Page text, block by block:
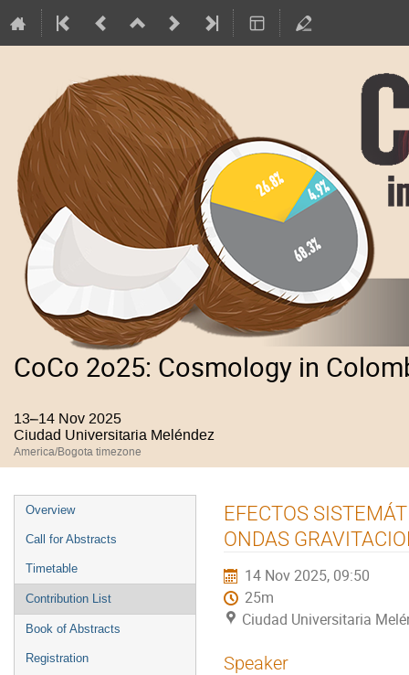
CoCo 2o25: Cosmology in
13–14 Nov 2025
Ciudad Universitaria Meléndez
America/Bogota timezone
Event
menu
Overview
Call for Abstracts
Timetable
Contribution List
Book of Abstracts
Registration
EFECTOS
ONDAS
14 Nov 2025, 09:50
25m
Ciudad Universitaria
Speaker